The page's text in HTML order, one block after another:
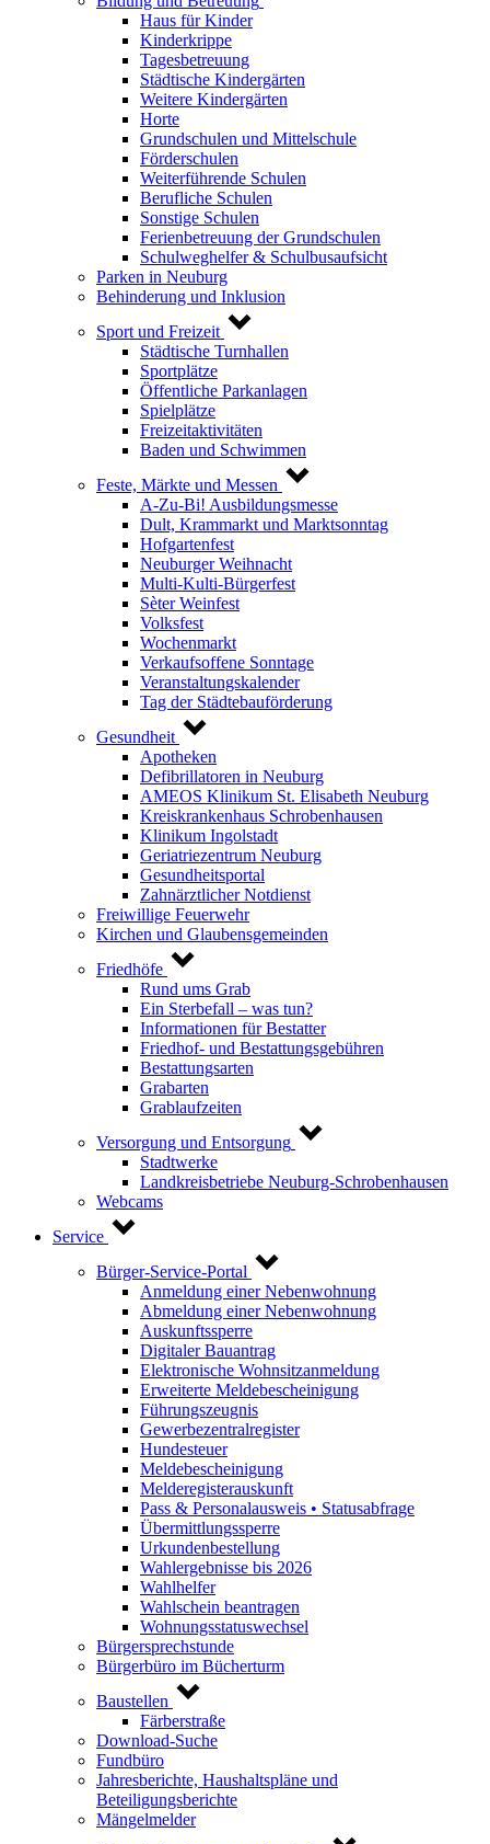
Haus für Kinder
Kinderkrippe
Tagesbetreuung
Städtische Kindergärten
Weitere Kindergärten
Horte
Grundschulen und Mittelschule
Förderschulen
Weiterführende Schulen
Berufliche Schulen
Sonstige Schulen
Ferienbetreuung der Grundschulen
Schulweghelfer & Schulbusaufsicht
Parken in Neuburg
Behinderung und Inklusion
Sport und Freizeit
Städtische Turnhallen
Sportplätze
Öffentliche Parkanlagen
Spielplätze
Freizeitaktivitäten
Baden und Schwimmen
Feste, Märkte und Messen
A-Zu-Bi! Ausbildungsmesse
Dult, Krammarkt und Marktsonntag
Hofgartenfest
Neuburger Weihnacht
Multi-Kulti-Bürgerfest
Sèter Weinfest
Volksfest
Wochenmarkt
Verkaufsoffene Sonntage
Veranstaltungskalender
Tag der Städtebauförderung
Gesundheit
Apotheken
Defibrillatoren in Neuburg
AMEOS Klinikum St. Elisabeth Neuburg
Kreiskrankenhaus Schrobenhausen
Klinikum Ingolstadt
Geriatriezentrum Neuburg
Gesundheitsportal
Zahnärztlicher Notdienst
Freiwillige Feuerwehr
Kirchen und Glaubensgemeinden
Friedhöfe
Rund ums Grab
Ein Sterbefall – was tun?
Informationen für Bestatter
Friedhof- und Bestattungsgebühren
Bestattungsarten
Grabarten
Grablaufzeiten
Versorgung und Entsorgung
Stadtwerke
Landkreisbetriebe Neuburg-Schrobenhausen
Webcams
Service
Bürger-Service-Portal
Anmeldung einer Nebenwohnung
Abmeldung einer Nebenwohnung
Auskunftssperre
Digitaler Bauantrag
Elektronische Wohnsitzanmeldung
Erweiterte Meldebescheinigung
Führungszeugnis
Gewerbezentralregister
Hundesteuer
Meldebescheinigung
Melderegisterauskunft
Pass & Personalausweis • Statusabfrage
Übermittlungssperre
Urkundenbestellung
Wahlergebnisse bis 2026
Wahlhelfer
Wahlschein beantragen
Wohnungsstatuswechsel
Bürgersprechstunde
Bürgerbüro im Bücherturm
Baustellen
Färberstraße
Download-Suche
Fundbüro
Jahresberichte, Haushaltspläne und
Beteiligungsberichte
Mängelmelder